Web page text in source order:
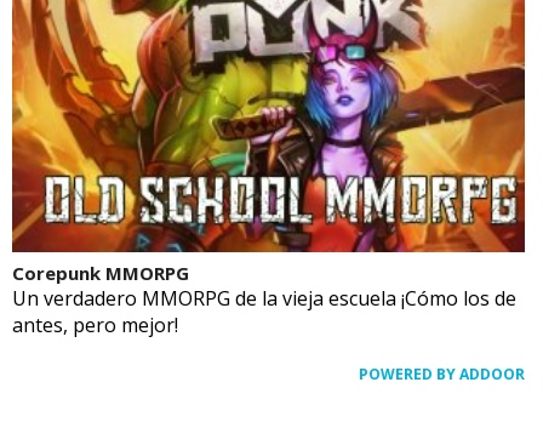
Corepunk MMORPG
Un verdadero MMORPG de la vieja escuela ¡Cómo los de
antes, pero mejor!
POWERED BY ADDOOR